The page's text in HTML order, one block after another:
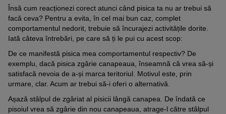
Însă cum reacționezi corect atunci când pisica ta nu ar trebui să
facă ceva? Pentru a evita, în cel mai bun caz, complet
comportamentul nedorit, trebuie să încurajezi activitățile dorite.
Iată câteva întrebări, pe care să ți le pui cu acest scop:
De ce manifestă pisica mea comportamentul respectiv? De
exemplu, dacă pisica zgârie canapeaua, înseamnă că vrea să-și
satisfacă nevoia de a-și marca teritoriul. Motivul este, prin
urmare, clar. Acum ar trebui să-i oferi o alternativă.
Așază stâlpul de zgâriat al pisicii lângă canapea. De îndată ce
pisoiul vrea să zgârie din nou canapeaua, atrage-l către stâlpul